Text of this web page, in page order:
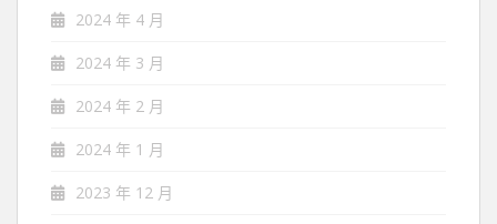
2024 年 4 月
2024 年 3 月
2024 年 2 月
2024 年 1 月
2023 年 12 月